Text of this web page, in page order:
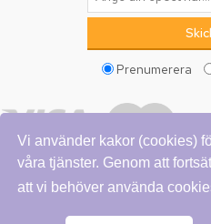
Vi använder kakor (cookies)
våra tjänster. Genom att
att vi behöver använda
Prenumerera